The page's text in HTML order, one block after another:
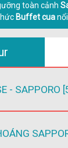
toàn cảnh
Buffet cua
- SAPPORO